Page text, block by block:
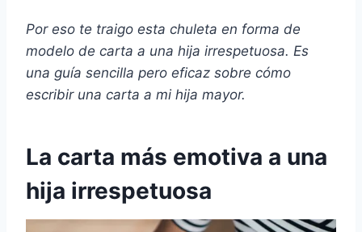
Por eso te traigo esta chuleta en forma de
modelo de carta a una hija irrespetuosa. Es
una guía sencilla pero eficaz sobre cómo
escribir una carta a mi hija mayor.
La carta más emotiva a una
hija irrespetuosa